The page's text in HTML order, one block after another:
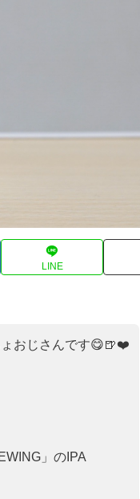
LINE
おじさんです😋🍺❤️
」のIPA